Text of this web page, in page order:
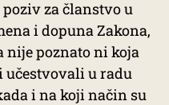
za članstvo u
i dopuna Zakona,
nije poznato ni koja
u radu
i na koji način su